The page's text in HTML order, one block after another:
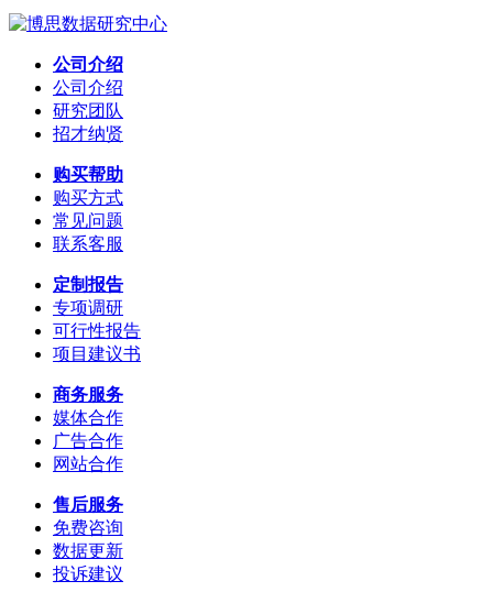
公司介绍
公司介绍
研究团队
招才纳贤
购买帮助
购买方式
常见问题
联系客服
定制报告
专项调研
可行性报告
项目建议书
商务服务
媒体合作
广告合作
网站合作
售后服务
免费咨询
数据更新
投诉建议